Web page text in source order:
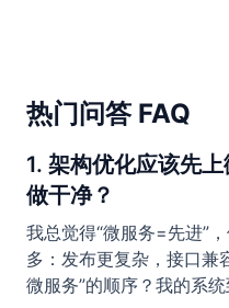
热门问答 FAQ
1. 架构优化应该先
做干净？
我总觉得“微服务=先进”
多：发布更复杂，接口兼
微服务”的顺序？我的系